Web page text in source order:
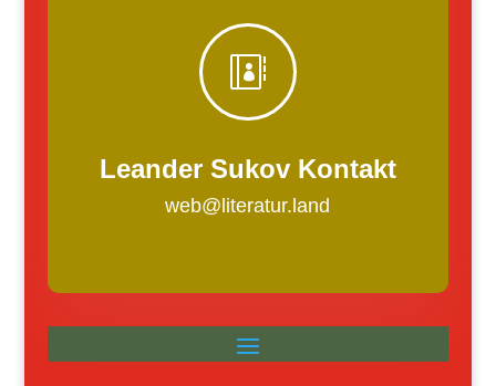

Leander Sukov Kontakt
web@literatur.land